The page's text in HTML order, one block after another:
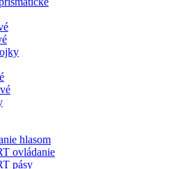
hlasom
ovládanie
pásy